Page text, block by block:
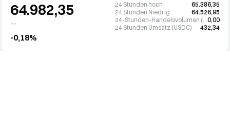
64.982,35
--
-0,18%
24 Stunden hoch
65.386,35
24 Stunden Niedrig
64.526,95
24-Stunden-Handelsvolumen (BTC)0,00
24 Stunden Umsatz (USDC)
432,34